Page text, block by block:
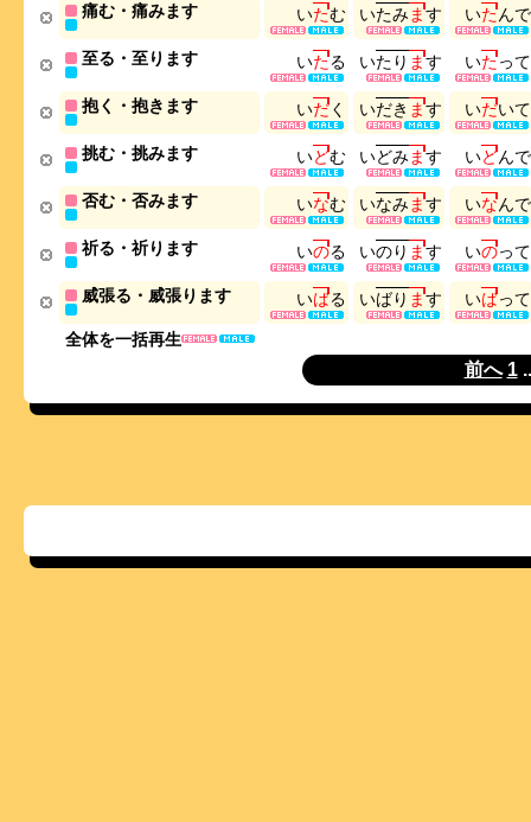
全体を一括再生
痛む・痛みます いたむ いたみます いたんで
至る・至ります いたる いた り ます いたって
抱く・抱きます いだく いだき ます いだいて
挑む・挑みます いどむ いどみます いどんで
否む・否みます いなむ いなみます いなんで
祈る・祈ります いのる いのり ます いのって
威張る・威張ります いばる いばり ます いばって
前へ 1